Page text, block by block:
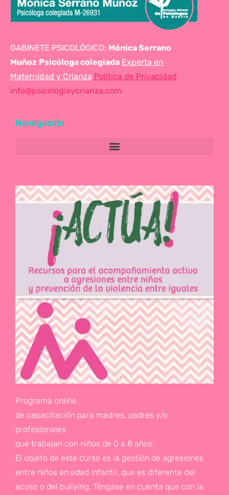
GABINETE PSICOLÓGICO: Mónica Serrano
Muñoz Psicóloga colegiada Experta en
Maternidad y Crianza Política de Privacidad
info@psicologiaycrianza.com
Navegación
Programa online
de capacitación para madres, padres y/o
profesionales
que trabajan con niños de 0 a 8 años.
El objeto de este curso es la gestión de agresiones
entre niños en edad infantil, que es diferente del
acoso o del bullying. Téngase en cuenta que con la